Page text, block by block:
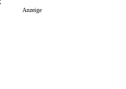
Anzeige